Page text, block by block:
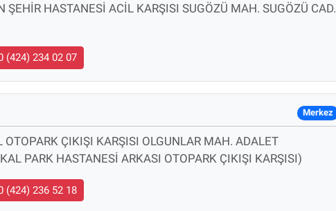
ŞEHİR HASTANESİ ACİL KARŞISI SUGÖZÜ MAH. SUGÖZÜ CAD.
(424) 234 02 07
Merkez
ÇIKIŞI KARŞISI OLGUNLAR MAH. ADALET
PARK HASTANESİ ARKASI OTOPARK ÇIKIŞI KARŞISI)
(424) 236 52 18